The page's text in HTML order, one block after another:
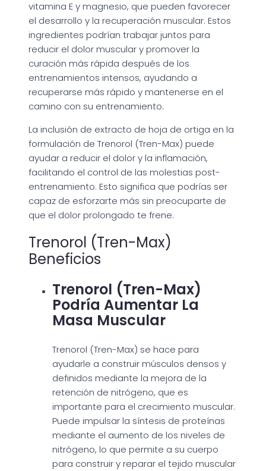
vitamina E y magnesio, que pueden favorecer
el desarrollo y la recuperación muscular. Estos
ingredientes podrían trabajar juntos para
reducir el dolor muscular y promover la
curación más rápida después de los
entrenamientos intensos, ayudando a
recuperarse más rápido y mantenerse en el
camino con su entrenamiento.
La inclusión de extracto de hoja de ortiga en la
formulación de Trenorol (Tren-Max) puede
ayudar a reducir el dolor y la inflamación,
facilitando el control de las molestias post-
entrenamiento. Esto significa que podrías ser
capaz de esforzarte más sin preocuparte de
que el dolor prolongado te frene.
Trenorol (Tren-Max)
Beneficios
Trenorol (Tren-Max)
Podría Aumentar La
Masa Muscular
Trenorol (Tren-Max) se hace para
ayudarle a construir músculos densos y
definidos mediante la mejora de la
retención de nitrógeno, que es
importante para el crecimiento muscular.
Puede impulsar la síntesis de proteínas
mediante el aumento de los niveles de
nitrógeno, lo que permite a su cuerpo
para construir y reparar el tejido muscular